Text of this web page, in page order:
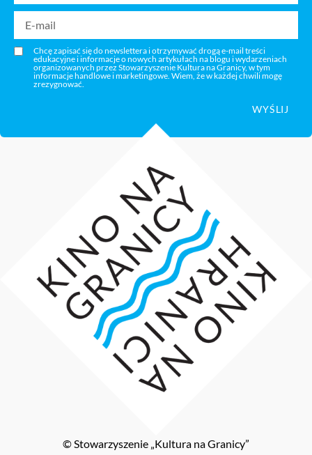
Chcę zapisać się do newslettera i otrzymywać drogą e-mail treści
edukacyjne i informacje o nowych artykułach na blogu i wydarzeniach
organizowanych przez Stowarzyszenie Kultura na Granicy, w tym
informacje handlowe i marketingowe. Wiem, że w każdej chwili mogę
zrezygnować.
WYŚLIJ
© Stowarzyszenie „Kultura na Granicy”